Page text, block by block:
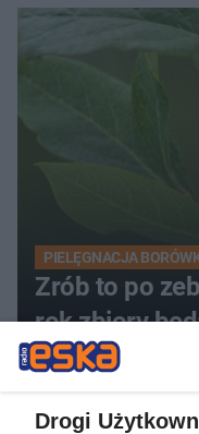
PIELĘGNACJA
Zrób to po
rok zbiory
ZOBACZ WIĘCEJ
Drogi